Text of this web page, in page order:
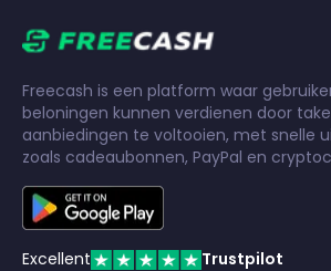
Freecash is een platform waar
beloningen kunnen verdienen door
aanbiedingen te voltooien, met snelle
zoals cadeaubonnen, PayPal en
Excellent Trustpilot